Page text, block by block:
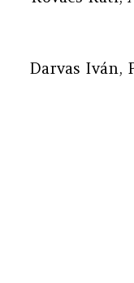
Darvas Iván,